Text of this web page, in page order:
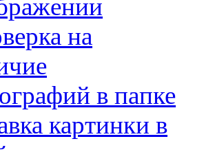
на
в папке
картинки в